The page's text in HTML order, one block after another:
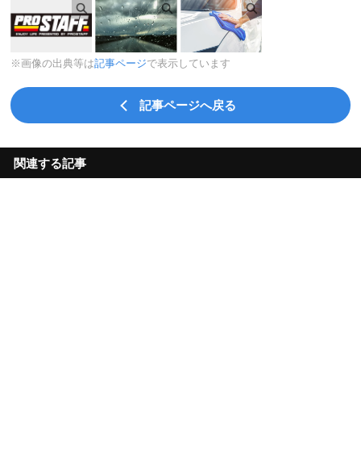
※画像の出典等は記事ページで表示しています
記事ページへ戻る
関連する記事